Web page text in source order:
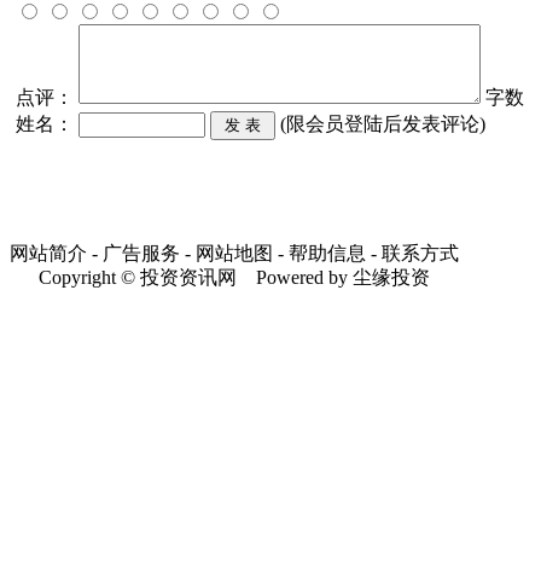
点评：
字数
姓名：
(限会员登陆后发表评论)
网站简介 - 广告服务 - 网站地图 - 帮助信息 - 联系方式
Copyright © 投资资讯网 Powered by 尘缘投资